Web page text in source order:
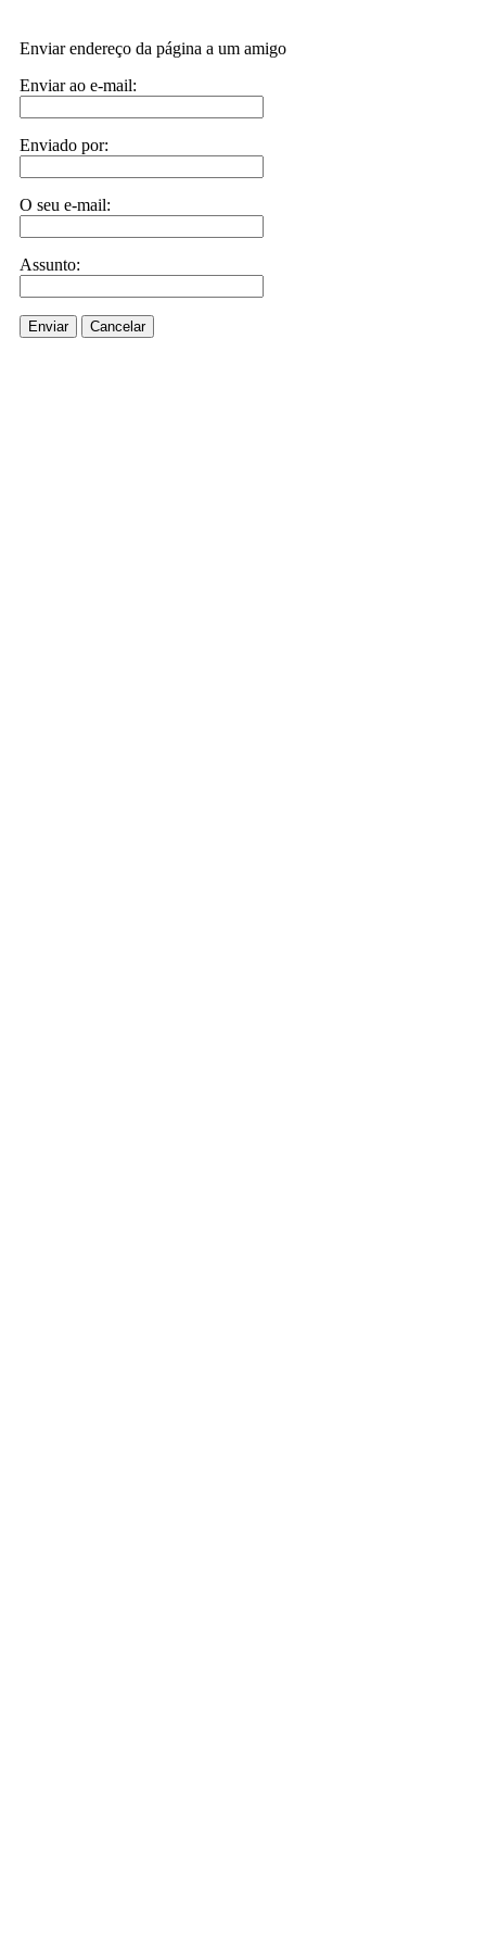
Enviar endereço da página a um amigo
Enviar ao e-mail:
Enviado por:
O seu e-mail:
Assunto:
Enviar Cancelar